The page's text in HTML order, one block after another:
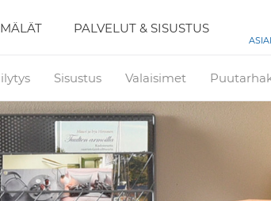
Sisustus Valaisimet
PALVELUT & SISUSTUS